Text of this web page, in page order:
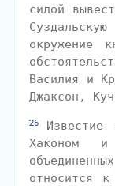
силой
окружение
Василия и
Джаксон,
26
Хаконом и
относится